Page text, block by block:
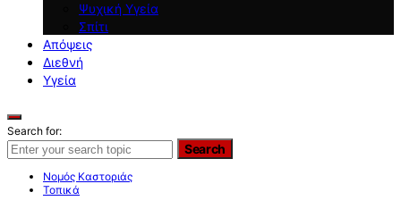
Ψυχική Υγεία
Σπίτι
Απόψεις
Διεθνή
Υγεία
Search for:
Search
Νομός Καστοριάς
Τοπικά